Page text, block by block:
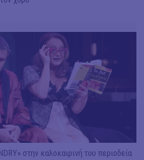
στην καλοκαιρινή του περιοδεία